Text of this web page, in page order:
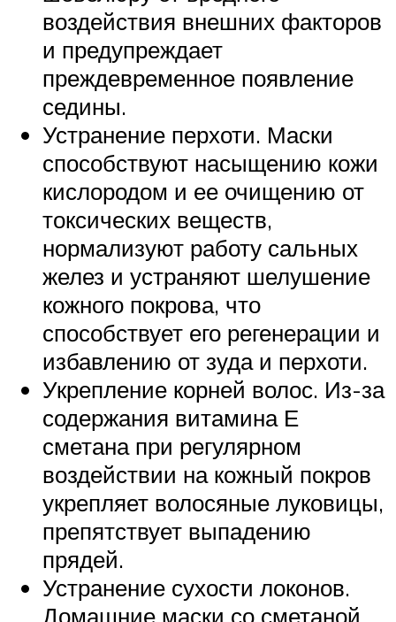
воздействия внешних факторов
и предупреждает
преждевременное появление
седины.
Устранение перхоти. Маски
способствуют насыщению кожи
кислородом и ее очищению от
токсических веществ,
нормализуют работу сальных
желез и устраняют шелушение
кожного покрова, что
способствует его регенерации и
избавлению от зуда и перхоти.
Укрепление корней волос. Из-за
содержания витамина Е
сметана при регулярном
воздействии на кожный покров
укрепляет волосяные луковицы,
препятствует выпадению
прядей.
Устранение сухости локонов.
Домашние маски со сметаной